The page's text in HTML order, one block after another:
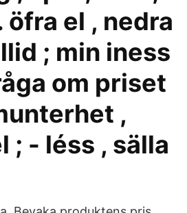
öfra el , nedra
; min iness
om priset
,
; - léss , sälla